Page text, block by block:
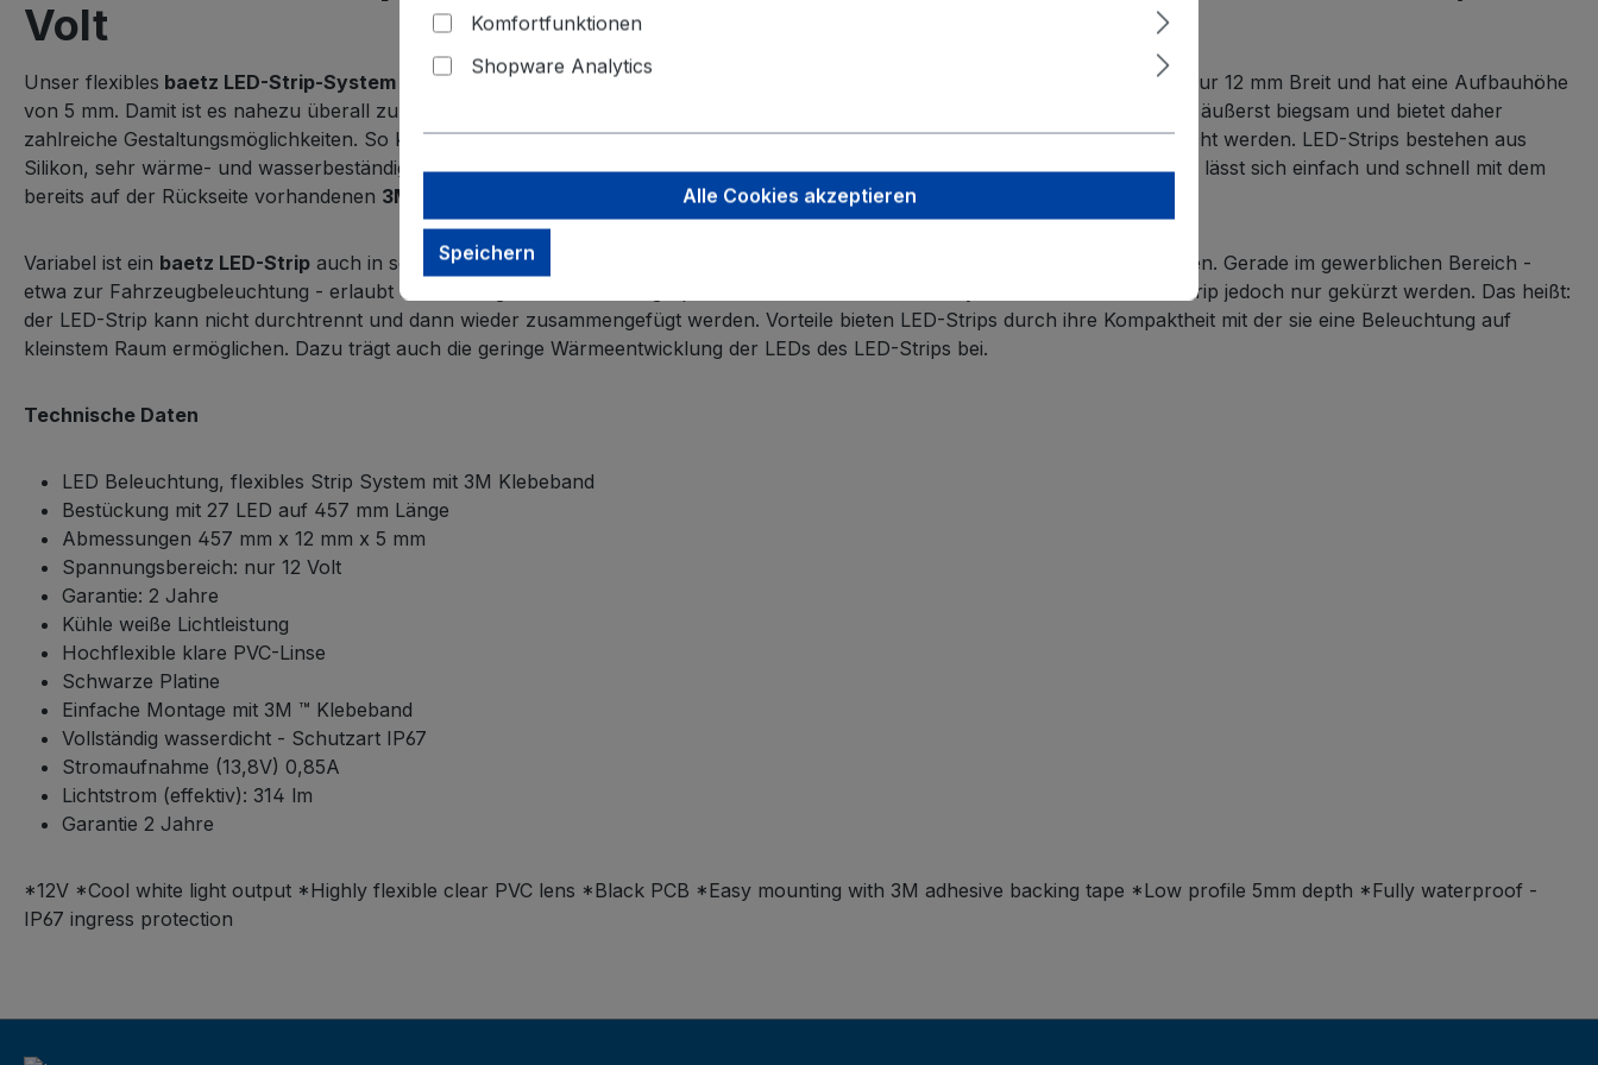
Volt
Unser flexibles baetz LED-Strip-System ist eine neuartige Beleuchtung für Innen und Außen. Das ist nur 12 mm Breit und hat eine Aufbauhöhe
von 5 mm. Damit ist es nahezu überall zu montieren wo viel Licht mit wenig Aufwand benötigt wird. In seiner Beschaffenheit ist es äußerst biegsam und bietet daher
zahlreiche Gestaltungsmöglichkeiten. So kann derLED-Stripbeispielsweise auch an abgerundeten oder eckigen Kanten angebracht werden. LED-Strips bestehen aus
Silikon, sehr wärme- und wasserbeständigem Kunststoff. Somit hält ein LED-Strip auch großen Belastungen stand, ist reißfest und lässt sich einfach und schnell mit dem
bereits auf der Rückseite vorhandenen 3M Klebeband
Variabel ist ein baetz LED-Strip auch in seiner Länge. Daher kann man mit ihm seine ganz individuellen Vorstellungen verwirklichen. Gerade im gewerblichen Bereich -
etwa zur Fahrzeugbeleuchtung - erlaubt dies einen großen Gestaltungsspielraum. Anders als bei Stecksystemen kann ein LED-Strip jedoch nur gekürzt werden. Das heißt:
der LED-Strip kann nicht durchtrennt und dann wieder zusammengefügt werden. Vorteile bieten LED-Strips durch ihre Kompaktheit mit der sie eine Beleuchtung auf
kleinstem Raum ermöglichen. Dazu trägt auch die geringe Wärmeentwicklung der LEDs des LED-Strips bei.
Technische Daten
LED Beleuchtung, flexibles Strip System mit 3M Klebeband
Bestückung mit 27 LED auf 457 mm Länge
Abmessungen 457 mm x 12 mm x 5 mm
Spannungsbereich: nur 12 Volt
Garantie: 2 Jahre
Kühle weiße Lichtleistung
Hochflexible klare PVC-Linse
Schwarze Platine
Einfache Montage mit 3M ™ Klebeband
Vollständig wasserdicht - Schutzart IP67
Stromaufnahme (13,8V) 0,85A
Lichtstrom (effektiv): 314 lm
Garantie 2 Jahre
*12V *Cool white light output *Highly flexible clear PVC lens *Black PCB *Easy mounting with 3M adhesive backing tape *Low profile 5mm depth *Fully waterproof -
IP67 ingress protection
Komfortfunktionen
Shopware Analytics
Alle Cookies akzeptieren
Speichern